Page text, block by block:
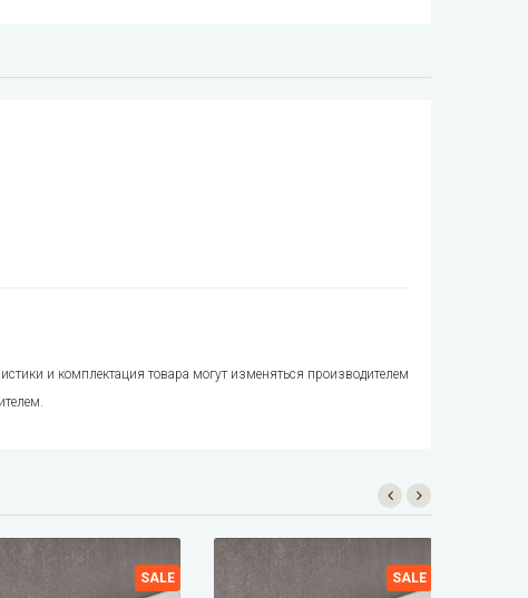
и комплектация товара могут изменяться производителем
SALE SALE